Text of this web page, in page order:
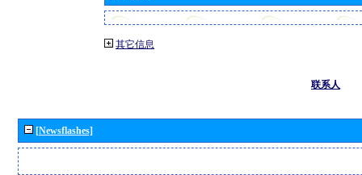
其它信息
联系人
[Newsflashes]